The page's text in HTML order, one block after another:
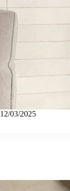
12/03/2025